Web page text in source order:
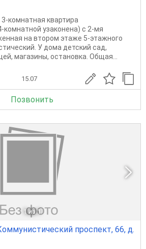
комнатная квартира
комнатной узаконена) с 2-мя
на втором этаже 5-этажного
У дома детский сад,
магазины, остановка. Общая...
15.07
Позвонить
1 из 1
проспект, 66, д.